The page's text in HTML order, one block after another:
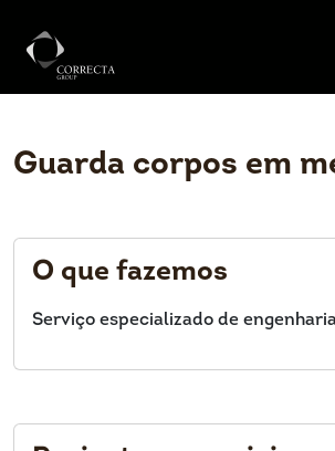
Guarda corpos em
O que fazemos
Serviço especializado de